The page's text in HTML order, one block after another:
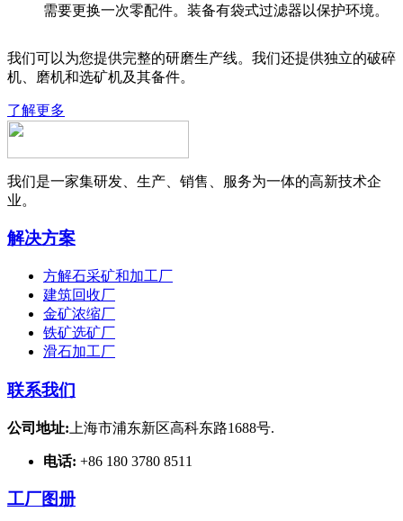
需要更换一次零配件。装备有袋式过滤器以保护环境。
我们可以为您提供完整的研磨生产线。我们还提供独立的破碎
机、磨机和选矿机及其备件。
了解更多
我们是一家集研发、生产、销售、服务为一体的高新技术企
业。
解决方案
方解石采矿和加工厂
建筑回收厂
金矿浓缩厂
铁矿选矿厂
滑石加工厂
联系我们
公司地址: 上海市浦东新区高科东路1688号.
电话: +86 180 3780 8511
工厂图册